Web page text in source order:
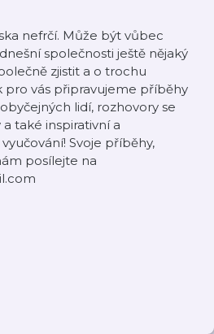
nefrčí. Může být vůbec
společnosti ještě nějaký
zjistit a o trochu
pro vás připravujeme příběhy
lidí, rozhovory se
také inspirativní a
Svoje příběhy,
posílejte na